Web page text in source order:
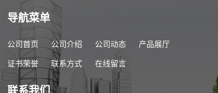
导航菜单
公司首页 公司介绍 公司动态 产品展厅
证书荣誉 联系方式 在线留言
联系我们